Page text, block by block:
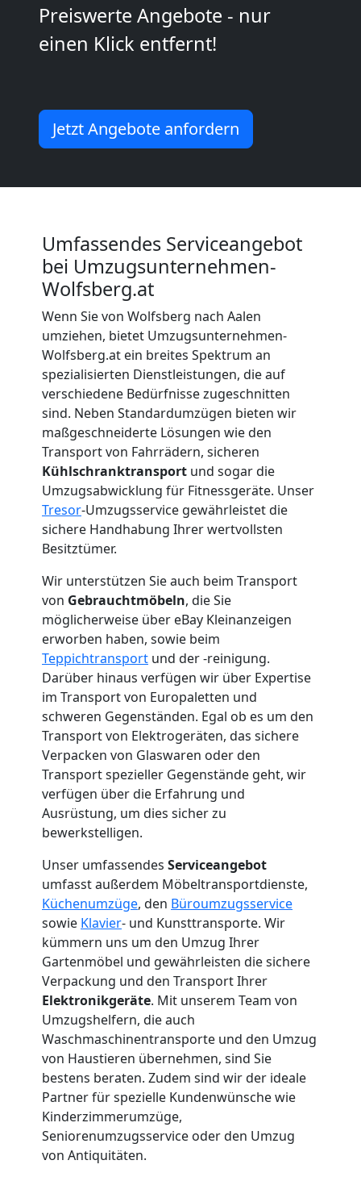
Preiswerte Angebote - nur
einen Klick entfernt!
Jetzt Angebote anfordern
Umfassendes Serviceangebot
bei Umzugsunternehmen-
Wolfsberg.at
Wenn Sie von Wolfsberg nach Aalen
umziehen, bietet Umzugsunternehmen-
Wolfsberg.at ein breites Spektrum an
spezialisierten Dienstleistungen, die auf
verschiedene Bedürfnisse zugeschnitten
sind. Neben Standardumzügen bieten wir
maßgeschneiderte Lösungen wie den
Transport von Fahrrädern, sicheren
Kühlschranktransport und sogar die
Umzugsabwicklung für Fitnessgeräte. Unser
Tresor-Umzugsservice gewährleistet die
sichere Handhabung Ihrer wertvollsten
Besitztümer.
Wir unterstützen Sie auch beim Transport
von Gebrauchtmöbeln, die Sie
möglicherweise über eBay Kleinanzeigen
erworben haben, sowie beim
Teppichtransport und der -reinigung.
Darüber hinaus verfügen wir über Expertise
im Transport von Europaletten und
schweren Gegenständen. Egal ob es um den
Transport von Elektrogeräten, das sichere
Verpacken von Glaswaren oder den
Transport spezieller Gegenstände geht, wir
verfügen über die Erfahrung und
Ausrüstung, um dies sicher zu
bewerkstelligen.
Unser umfassendes Serviceangebot
umfasst außerdem Möbeltransportdienste,
Küchenumzüge, den Büroumzugsservice
sowie Klavier- und Kunsttransporte. Wir
kümmern uns um den Umzug Ihrer
Gartenmöbel und gewährleisten die sichere
Verpackung und den Transport Ihrer
Elektronikgeräte. Mit unserem Team von
Umzugshelfern, die auch
Waschmaschinentransporte und den Umzug
von Haustieren übernehmen, sind Sie
bestens beraten. Zudem sind wir der ideale
Partner für spezielle Kundenwünsche wie
Kinderzimmerumzüge,
Seniorenumzugsservice oder den Umzug
von Antiquitäten.
Möbelmontage
Wolfsberg
Möbeltransport
Wolfsberg
Mini
Umzug
Wolfsberg
Umzug
Mann
LKW
Wolfsberg
Kunsttransport
Wolfsberg
Umzug
Wolfsberg
Mann
LKW
Möbellift
Wolfsberg